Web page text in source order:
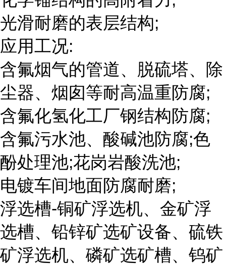
光滑耐磨的表层结构;
应用工况:
含氟烟气的管道、脱硫塔、除
尘器、烟囱等耐高温重防腐;
含氟化氢化工厂钢结构防腐;
含氟污水池、酸碱池防腐;色
酚处理池;花岗岩酸洗池;
电镀车间地面防腐耐磨;
浮选槽-铜矿浮选机、金矿浮
选槽、铅锌矿选矿设备、硫铁
矿浮选机、磷矿选矿槽、钨矿